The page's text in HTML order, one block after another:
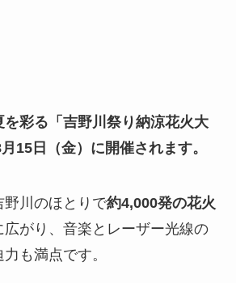
彩る「吉野川祭り納涼花火大
15日（金）に開催されます。
野川のほとりで約4,000発の花火
広がり、音楽とレーザー光線の
も満点です。